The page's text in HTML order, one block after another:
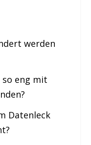
werden
so eng mit
Datenleck